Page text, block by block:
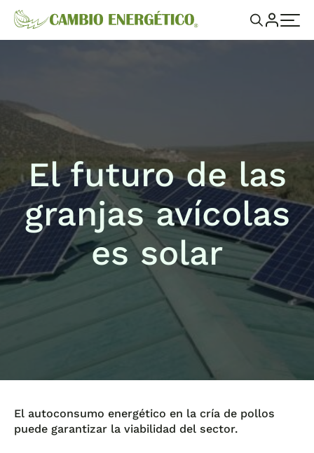
El futuro de las
granjas avícolas
es solar
El autoconsumo energético en la cría de pollos
puede garantizar la viabilidad del sector.